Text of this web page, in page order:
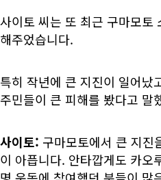
사이토 씨는 또 최근 구마모토
해주었습니다.
특히 작년에 큰 지진이 일어났
주민들이 큰 피해를 봤다고 말
사이토: 구마모토에서 큰 지진
이 아픕니다. 안타깝게도 카오